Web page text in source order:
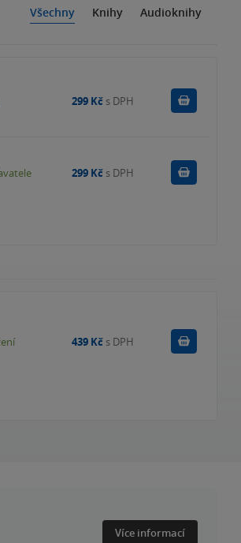
Všechny Knihy Audioknihy
299 Kč s DPH
299 Kč s DPH
439 Kč s DPH Koupit
Více informací